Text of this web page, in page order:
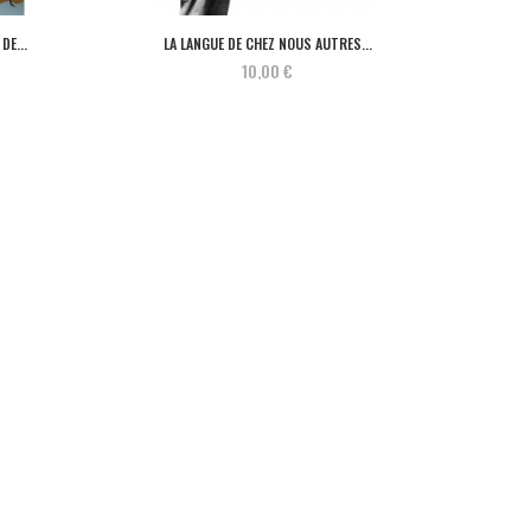
LA LANGUE DE CHEZ NOUS AUTRES ...
10,00 €